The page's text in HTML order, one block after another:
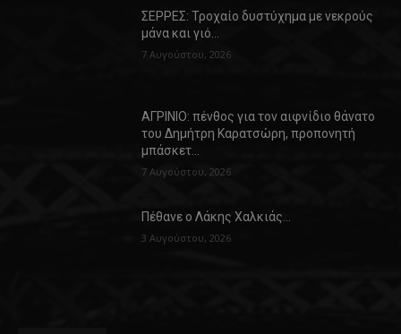
ΣΕΡΡΕΣ: Τροχαίο δυστύχημα με νεκρούς
μάνα και γιό…
7 Αυγούστου, 2026
ΑΓΡΙΝΙΟ: πένθος για τον αιφνίδιο θάνατο
του Δημήτρη Καρατσώρη, προπονητή
μπάσκετ…
7 Αυγούστου, 2026
Πέθανε ο Λάκης Χαλκιάς…
3 Αυγούστου, 2026